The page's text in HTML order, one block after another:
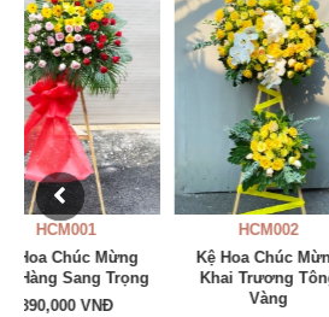
HCM002
Kệ Hoa Chúc Mừng
Khai Trương Tông
Vàng
Kệ Hoa
Trương